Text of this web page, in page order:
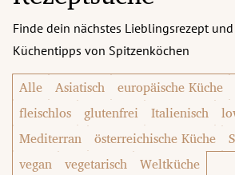
Finde dein nächstes Lieblingsrezept
Küchentipps von Spitzenköchen
Alle Asiatisch europäische Küche
fleischlos
glutenfrei Italienisch
Mediterran
österreichische Küche
vegan
vegetarisch Weltküche